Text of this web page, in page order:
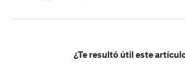
¿Te resultó útil este